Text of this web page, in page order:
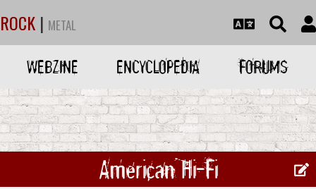
ROCK | METAL
WEBZINE ENCYCLOPEDIA FORUMS
American Hi-Fi